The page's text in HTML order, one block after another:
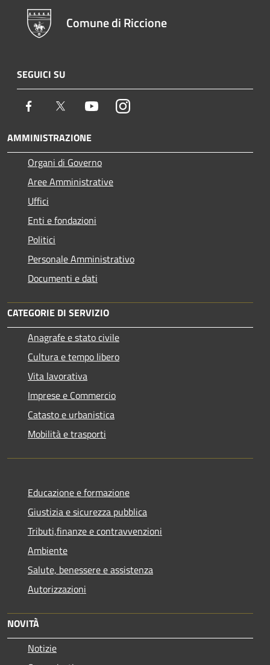
Comune di Riccione
SEGUICI SU
Facebook Twitter YoutubeInstagram
AMMINISTRAZIONE
Organi di Governo
Aree Amministrative
Uffici
Enti e fondazioni
Politici
Personale Amministrativo
Documenti e dati
CATEGORIE DI SERVIZIO
Anagrafe e stato civile
Cultura e tempo libero
Vita lavorativa
Imprese e Commercio
Catasto e urbanistica
Mobilità e trasporti
Educazione e formazione
Giustizia e sicurezza pubblica
Tributi,finanze e contravvenzioni
Ambiente
Salute, benessere e assistenza
Autorizzazioni
NOVITÀ
Notizie